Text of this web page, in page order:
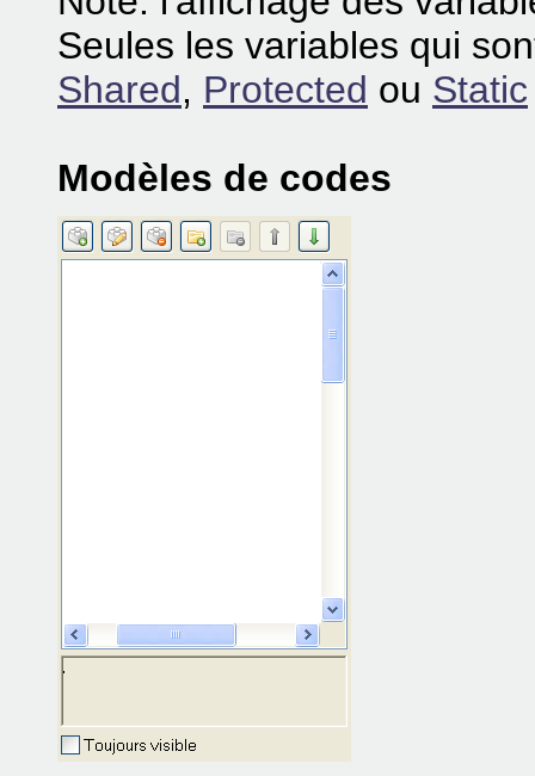
Seules les variables qui
Shared, Protected ou Static
Modèles de codes